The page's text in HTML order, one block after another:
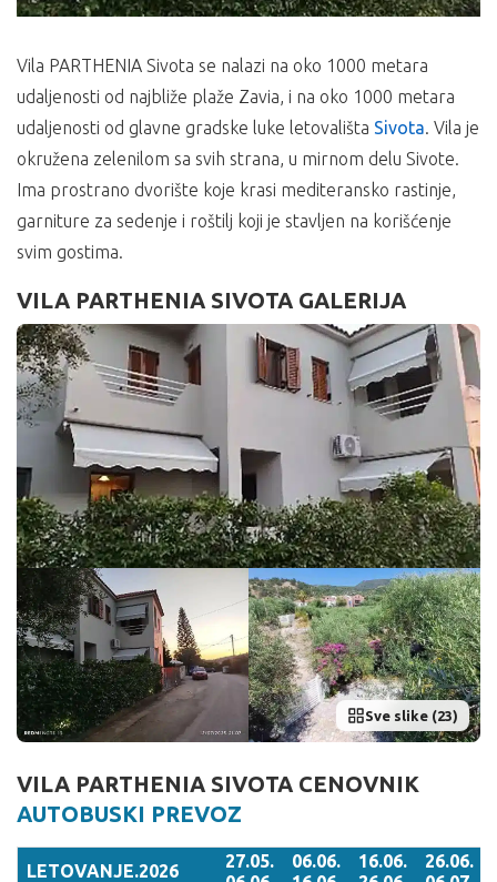
Vila PARTHENIA Sivota se nalazi na oko 1000 metara
udaljenosti od najbliže plaže Zavia, i na oko 1000 metara
udaljenosti od glavne gradske luke letovališta Sivota. Vila je
okružena zelenilom sa svih strana, u mirnom delu Sivote.
Ima prostrano dvorište koje krasi mediteransko rastinje,
garniture za sedenje i roštilj koji je stavljen na korišćenje
svim gostima.
VILA PARTHENIA SIVOTA GALERIJA
Sve slike (23)
VILA PARTHENIA SIVOTA CENOVNIK
AUTOBUSKI PREVOZ
LETOVANJE.2026
27.05.
06.06.
16.06.
26.06.